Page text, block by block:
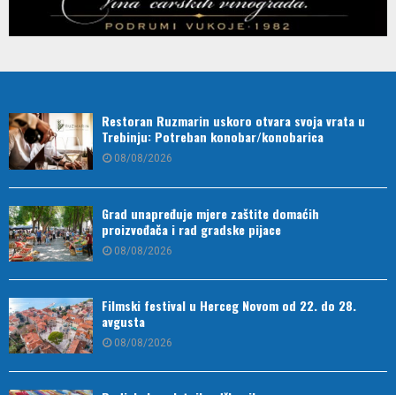
Restoran Ruzmarin uskoro otvara svoja vrata u
Trebinju: Potreban konobar/konobarica
08/08/2026
Grad unapređuje mjere zaštite domaćih
proizvođača i rad gradske pijace
08/08/2026
Filmski festival u Herceg Novom od 22. do 28.
avgusta
08/08/2026